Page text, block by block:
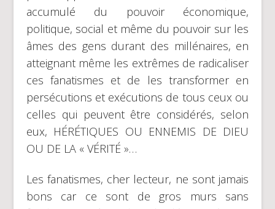
accumulé du pouvoir économique,
politique, social et même du pouvoir sur les
âmes des gens durant des millénaires, en
atteignant même les extrêmes de radicaliser
ces fanatismes et de les transformer en
persécutions et exécutions de tous ceux ou
celles qui peuvent être considérés, selon
eux, HÉRÉTIQUES OU ENNEMIS DE DIEU
OU DE LA « VÉRITÉ »…
Les fanatismes, cher lecteur, ne sont jamais
bons car ce sont de gros murs sans